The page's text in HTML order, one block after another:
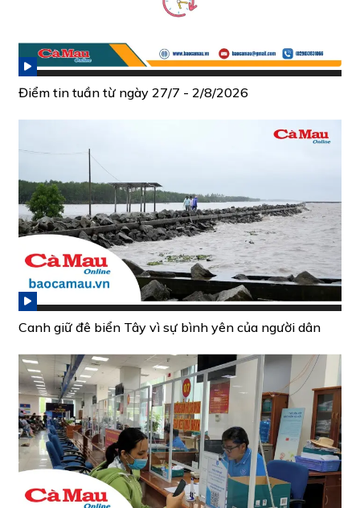
Điểm tin tuần từ ngày 27/7 - 2/8/2026
Canh giữ đê biển Tây vì sự bình yên của người dân